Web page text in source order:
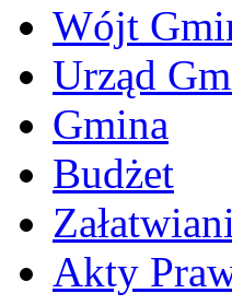
Wójt
Urząd
Gmina
Budżet
Akty